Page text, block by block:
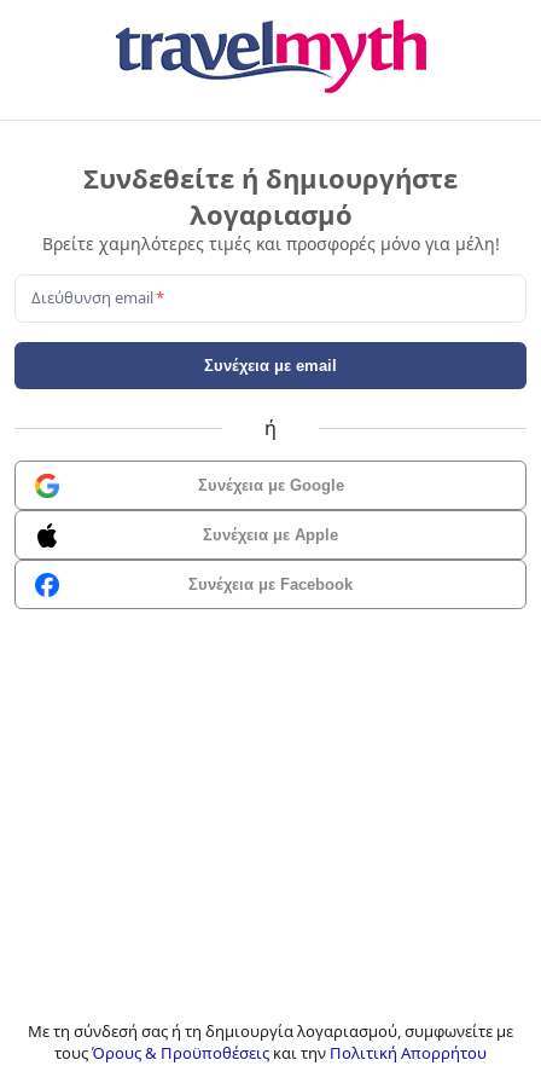
Συνδεθείτε ή δημιουργήστε
λογαριασμό
Βρείτε χαμηλότερες τιμές και προσφορές μόνο για μέλη!
Διεύθυνση email*
Συνέχεια με email
ή
Συνέχεια με Google
Συνέχεια με Apple
Συνέχεια με Facebook
Με τη σύνδεσή σας ή τη δημιουργία λογαριασμού, συμφωνείτε με
τουςΌρους & Προϋποθέσεις και την Πολιτική Απορρήτου